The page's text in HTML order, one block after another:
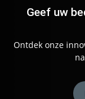
Geef uw
Ontdek onze